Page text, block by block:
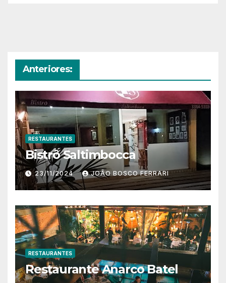
Anteriores:
RESTAURANTES
Bistrô Saltimbocca
23/11/2024 JOÃO BOSCO FERRARI
RESTAURANTES
Restaurante Anarco Batel